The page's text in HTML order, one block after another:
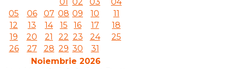
05
06 07 08 09 10
11
12
13 14 15 16 17
18
19
20 21 22 23 24
25
26
27 28 29 30
31
Noiembrie 2026